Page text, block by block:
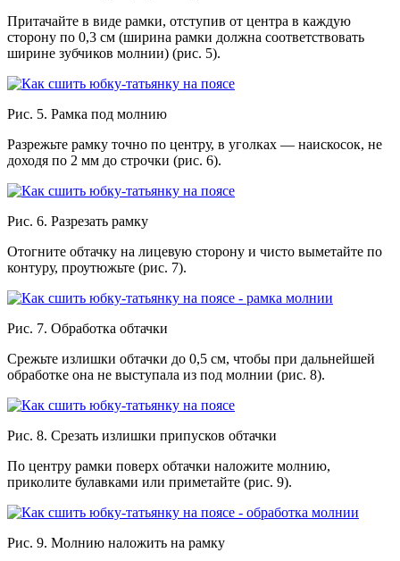
Притачайте в виде рамки, отступив от центра в каждую
сторону по 0,3 см (ширина рамки должна соответствовать
ширине зубчиков молнии) (рис. 5).
Рис. 5. Рамка под молнию
Разрежьте рамку точно по центру, в уголках — наискосок, не
доходя по 2 мм до строчки (рис. 6).
Рис. 6. Разрезать рамку
Отогните обтачку на лицевую сторону и чисто выметайте по
контуру, проутюжьте (рис. 7).
Рис. 7. Обработка обтачки
Срежьте излишки обтачки до 0,5 см, чтобы при дальнейшей
обработке она не выступала из под молнии (рис. 8).
Рис. 8. Срезать излишки припусков обтачки
По центру рамки поверх обтачки наложите молнию,
приколите булавками или приметайте (рис. 9).
Рис. 9. Молнию наложить на рамку